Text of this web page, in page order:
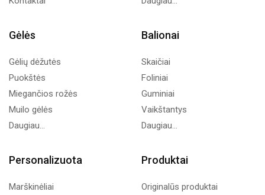
Gėlės
Gėlių dėžutės
Puokštės
Miegančios rožės
Muilo gėlės
Daugiau...
Balionai
Skaičiai
Foliniai
Guminiai
Vaikštantys
Daugiau...
Personalizuota
Marškinėliai
Produktai
Originalūs produktai